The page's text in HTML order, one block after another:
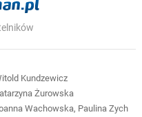
Kundzewicz
Żurowska
Wachowska, Paulina Zych